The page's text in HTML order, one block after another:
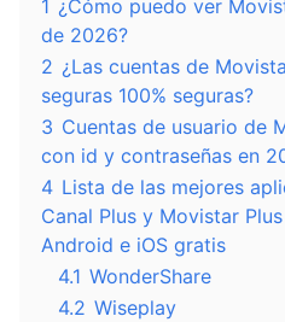
1 ¿Cómo puedo ver
de 2026?
2 ¿Las cuentas de
seguras 100% seguras?
3 Cuentas de usuario de
con id y contraseñas en
4 Lista de las mejores
Canal Plus y Movistar
Android e iOS gratis
4.1 WonderShare
4.2 Wiseplay